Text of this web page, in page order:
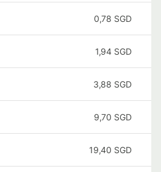
0,78 SGD
1,94 SGD
3,88 SGD
9,70 SGD
19,40 SGD